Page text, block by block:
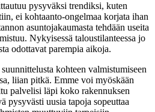
pysyväksi trendiksi, kuten
ei kohtaanto-ongelmaa korjata ihan
asuntojakaumasta tehdään useita
Nykyisessä taloustilanteessa jo
odottavat parempia aikoja.
kohteen valmistumiseen
liian pitkä. Emme voi myöskään
palvelisi läpi koko rakennuksen
pysyvästi uusia tapoja sopeuttaa